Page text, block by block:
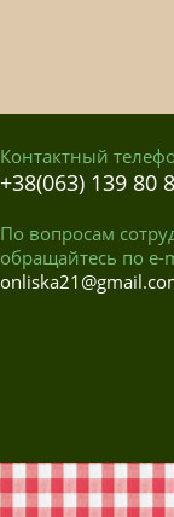
Контактный
+38(063) 139 80
По вопросам
обращайтесь по e-